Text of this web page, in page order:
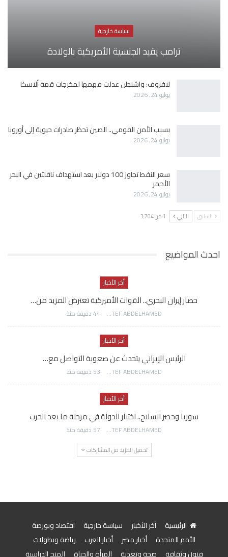
سياسة خارجية
ترامب يقيد الجنسية الأمريكية بالولادة
لافروف: واشنطن عدلت فهمها لمخرجات قمة ألاسكا
يوليو 24, 2026
بسبب الأمن القومي.. الصين تحظر صادرات حيوية إلى أوروبا
يوليو 24, 2026
سعر النفط تجاوز 100 دولار بعد استهداف ناقلتين في البحر
الأحمر
يوليو 24, 2026
السابق التالي 1 من 3٬704
احدث المواضيع
أخر الأخبار
حصار إيران البحري.. القوات الأميركية تعترض المزيد من…
AWATEF ABDELHAMED 44 دقيقة منذ
أخر الأخبار
الرئيس الإيراني يتحدث عن صعوبة التواصل مع…
AWATEF ABDELHAMED 53 دقيقة منذ
أخر الأخبار
سوريا وحصر السلاح.. اختبار الدولة في مرحلة ما بعد الحرب
AWATEF ABDELHAMED 57 دقيقة منذ
تحميل المزيد من المشاركات
الرئيسية أخر الأخبار سياسة خارجية
اقتصاد وبورصة
الأمم المتحدة
أخبار مصر أخبار العرب
رياضة وبطولات
فنون وثقافة
صحة وتغذية المرأة والحياة المنح الدراسية